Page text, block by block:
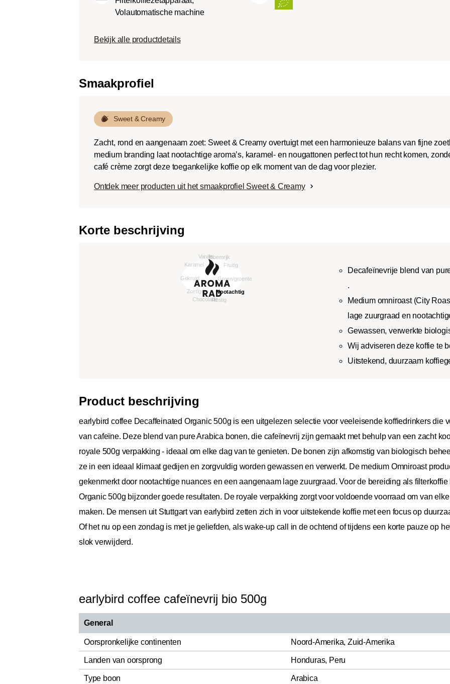
Dark roast (French-/Italian):
een lage zuurgraad.
Volautomatische machine
Bekijk alle productdetails
Smaakprofiel
Sweet & Creamy
Zacht, rond en aangenaam zoet: Sweet & Creamy overtuigt met een harmonieuze balans van fijne
medium branding laat nootachtige aroma’s, karamel- en nougattonen perfect tot hun recht komen,
café crème zorgt deze toegankelijke koffie op elk moment van de dag voor plezier.
Ontdek meer producten uit het smaakprofiel Sweet & Creamy
Korte beschrijving
Decafeïnevrije blend van
.
Medium omniroast (City
lage zuurgraad en
Gewassen, verwerkte
Wij adviseren deze koffie te
Uitstekend, duurzaam
Product beschrijving
earlybird coffee Decaffeinated Organic 500g is een uitgelezen selectie voor veeleisende koffiedrinkers die
van cafeïne. Deze blend van pure Arabica bonen, die cafeïnevrij zijn gemaakt met behulp van een zacht
royale 500g verpakking - ideaal om elke dag van te genieten. De bonen zijn afkomstig van biologisch
ze in een ideaal klimaat gedijen en zorgvuldig worden gewassen en verwerkt. De medium Omniroast
gekenmerkt door nootachtige nuances en een aangenaam lage zuurgraad. Voor de bereiding als
Organic 500g bijzonder goede resultaten. De royale verpakking zorgt voor voldoende voorraad om van
maken. De mensen uit Stuttgart van earlybird zetten zich in voor uitstekende koffie met een focus op
Of het nu op een zondag is met je geliefden, als wake-up call in de ochtend of tijdens een korte pauze op
slok verwijderd.
earlybird coffee cafeïnevrij bio 500g
General
Oorspronkelijke continenten Noord-Amerika, Zuid-Amerika
Landen van oorsprong Honduras, Peru
Type boon Arabica